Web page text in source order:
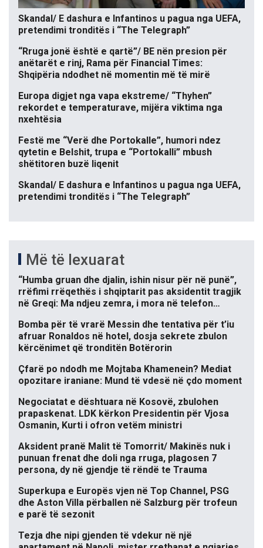
Skandal/ E dashura e Infantinos u pagua nga UEFA,
pretendimi tronditës i “The Telegraph”
“Rruga jonë është e qartë”/ BE nën presion për
anëtarët e rinj, Rama për Financial Times:
Shqipëria ndodhet në momentin më të mirë
Europa digjet nga vapa ekstreme/ “Thyhen”
rekordet e temperaturave, mijëra viktima nga
nxehtësia
Festë me “Verë dhe Portokalle”, humori ndez
qytetin e Belshit, trupa e “Portokalli” mbush
shëtitoren buzë liqenit
Skandal/ E dashura e Infantinos u pagua nga UEFA,
pretendimi tronditës i “The Telegraph”
Më të lexuarat
“Humba gruan dhe djalin, ishin nisur për në punë”,
rrëfimi rrëqethës i shqiptarit pas aksidentit tragjik
në Greqi: Ma ndjeu zemra, i mora në telefon…
Bomba për të vrarë Messin dhe tentativa për t’iu
afruar Ronaldos në hotel, dosja sekrete zbulon
kërcënimet që tronditën Botërorin
Çfarë po ndodh me Mojtaba Khamenein? Mediat
opozitare iraniane: Mund të vdesë në çdo moment
Negociatat e dështuara në Kosovë, zbulohen
prapaskenat. LDK kërkon Presidentin për Vjosa
Osmanin, Kurti i ofron vetëm ministri
Aksident pranë Malit të Tomorrit/ Makinës nuk i
punuan frenat dhe doli nga rruga, plagosen 7
persona, dy në gjendje të rëndë te Trauma
Superkupa e Europës vjen në Top Channel, PSG
dhe Aston Villa përballen në Salzburg për trofeun
e parë të sezonit
Tezja dhe nipi gjenden të vdekur në një